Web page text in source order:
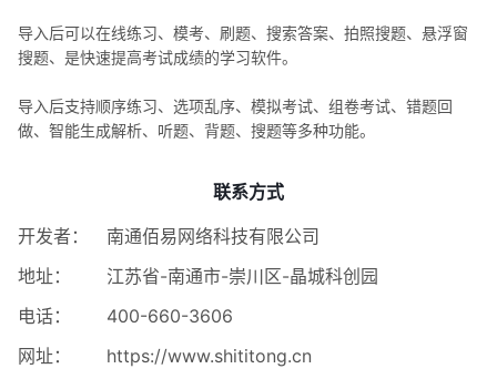
导入后可以在线练习、模考、刷题、搜索答案、拍照搜题、悬浮窗
搜题、是快速提高考试成绩的学习软件。
导入后支持顺序练习、选项乱序、模拟考试、组卷考试、错题回
做、智能生成解析、听题、背题、搜题等多种功能。
联系方式
开发者：
南通佰易网络科技有限公司
地址：
江苏省-南通市-崇川区-晶城科创园
电话：
400-660-3606
网址：
https://www.shititong.cn